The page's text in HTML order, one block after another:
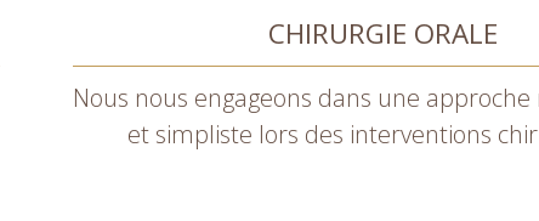
CHIRURGIE ORALE
Nous nous engageons dans une approche
et simpliste lors des interventions